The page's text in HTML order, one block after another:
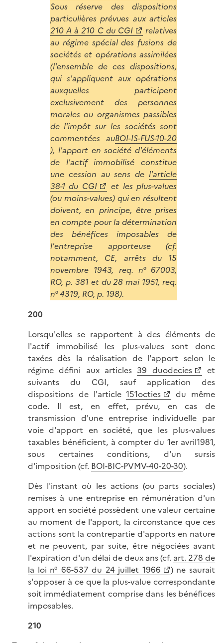
Sous réserve des dispositions
particulières prévues aux articles
210 A à 210 C du CGI
relatives
au régime spécial des fusions de
sociétés et opérations assimilées
(l'ensemble de ces dispositions,
qui s'appliquent aux opérations
auxquelles participent
exclusivement des personnes
morales ou organismes passibles
de l'impôt sur les sociétés sont
commentées auBOI-IS-FUS-10-20
), l'apport en société d'éléments
de l'actif immobilisé constitue
une cession au sens del'article
38-1 du CGI
et les plus-values
(ou moins-values) qui en résultent
doivent, en principe, être prises
en compte pour la détermination
des bénéfices imposables de
l'entreprise apporteuse (cf.
notamment, CE, arrêts du 15
novembre 1943, req. n° 67003,
RO, p. 381 et du 28 mai 1951, req.
n° 4319, RO, p. 198).
200
Lorsqu'elles se rapportent à des éléments de
l'actif immobilisé les plus-values sont donc
taxées dès la réalisation de l'apport selon le
régime défini aux articles 39 duodecies
et
suivants du CGI, sauf application des
dispositions de l'article151octies
du même
code. Il est, en effet, prévu, en cas de
transmission d'une entreprise individuelle par
voie d'apport en société, que les plus-values
taxables bénéficient, à compter du 1er avril1981,
sous certaines conditions, d'un sursis
d'imposition (cf. BOI-BIC-PVMV-40-20-30).
Dès l'instant où les actions (ou parts sociales)
remises à une entreprise en rémunération d'un
apport en société possèdent une valeur certaine
au moment de l'apport, la circonstance que ces
actions sont la contrepartie d'apports en nature
et ne peuvent, par suite, être négociées avant
l'expiration d'un délai de deux ans (cf. art. 278 de
la loi n° 66-537 du 24 juillet 1966
) ne saurait
s'opposer à ce que la plus-value correspondante
soit immédiatement comprise dans les bénéfices
imposables.
210